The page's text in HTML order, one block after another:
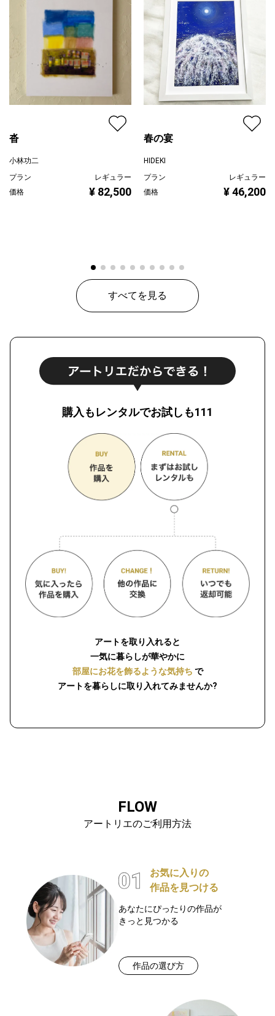
沓
小林功二
プラン
レギュラー
価格
¥ 82,500
春の宴
HIDEKI
プラン
レギュラー
価格
¥ 46,200
すべてを見る
購入もレンタルでお試しも111
アートを取り入れると
一気に暮らしが華やかに
部屋にお花を飾るような気持ち で
アートを暮らしに取り入れてみませんか?
FLOW
アートリエのご利用方法
お気に入りの
作品を見つける
あなたにぴったりの作品が
きっと見つかる
作品の選び方